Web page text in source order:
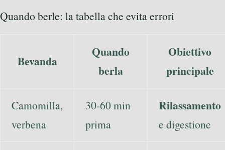
Quando berle: la tabella che evita errori
Bevanda
Quando
berla
Obiettivo
principale
Camomilla,
verbena
30-60 min
prima
Rilassamento
e digestione